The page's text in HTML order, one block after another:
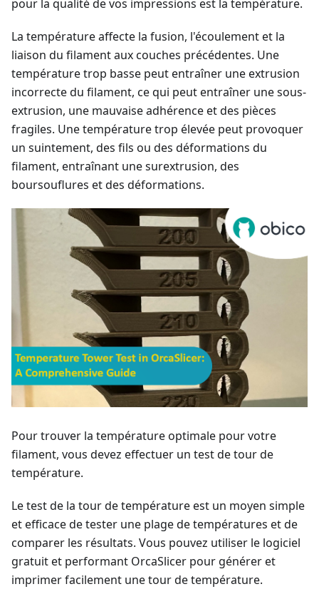
pour la qualité de vos impressions est la température.
La température affecte la fusion, l'écoulement et la
liaison du filament aux couches précédentes. Une
température trop basse peut entraîner une extrusion
incorrecte du filament, ce qui peut entraîner une sous-
extrusion, une mauvaise adhérence et des pièces
fragiles. Une température trop élevée peut provoquer
un suintement, des fils ou des déformations du
filament, entraînant une surextrusion, des
boursouflures et des déformations.
Pour trouver la température optimale pour votre
filament, vous devez effectuer un test de tour de
température.
Le test de la tour de température est un moyen simple
et efficace de tester une plage de températures et de
comparer les résultats. Vous pouvez utiliser le logiciel
gratuit et performant OrcaSlicer pour générer et
imprimer facilement une tour de température.